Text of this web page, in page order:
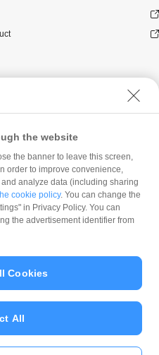
え方
the website
the banner to leave this screen,
order to improve convenience,
analyze data (including sharing
cookie policy. You can change the
in Privacy Policy. You can
the advertisement identifier from
All
Cookies